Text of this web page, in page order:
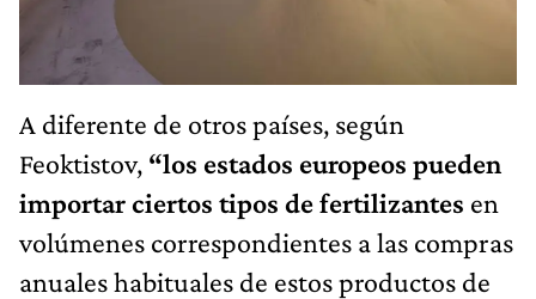
A diferente de otros países, según
Feoktistov, “los estados europeos pueden
importar ciertos tipos de fertilizantes en
volúmenes correspondientes a las compras
anuales habituales de estos productos de